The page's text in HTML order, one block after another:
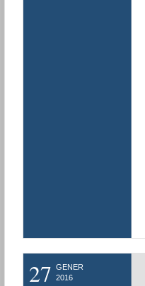
27 GENER
2016